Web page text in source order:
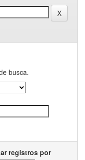
busca.
registros por